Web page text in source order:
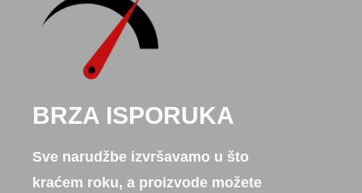
BRZA ISPORUKA
Sve narudžbe izvršavamo u što
kraćem roku, a proizvode možete